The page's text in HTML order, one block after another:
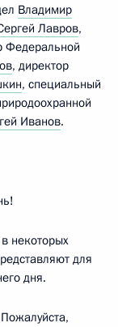
Владимир
Лавров,
Федеральной
, директор
, специальный
Иванов.
некоторых
для
дня.